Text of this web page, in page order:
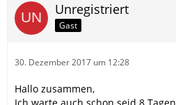
Unregistriert
Gast
30. Dezember 2017 um 12:28
Hallo zusammen,